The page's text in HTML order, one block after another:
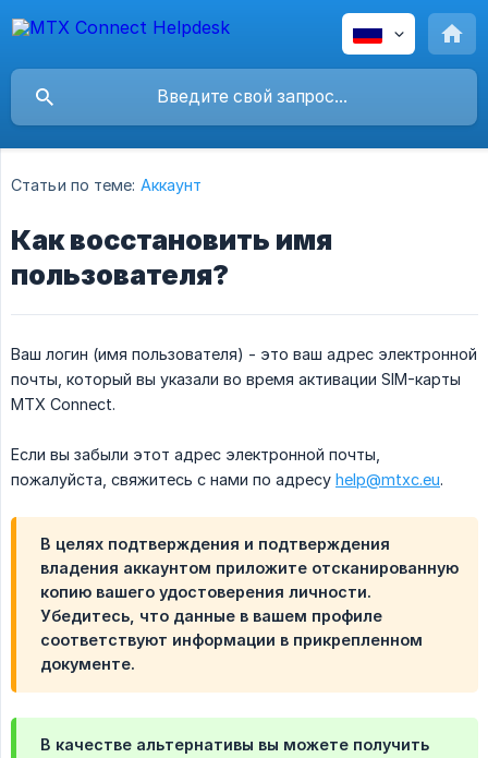
Статьи по теме: Аккаунт
Как восстановить имя
пользователя?
Ваш логин (имя пользователя) - это ваш адрес электронной
почты, который вы указали во время активации SIM-карты
MTX Connect.
Если вы забыли этот адрес электронной почты,
пожалуйста, свяжитесь с нами по адресу help@mtxc.eu.
В целях подтверждения и подтверждения
владения аккаунтом приложите отсканированную
копию вашего удостоверения личности.
Убедитесь, что данные в вашем профиле
соответствуют информации в прикрепленном
документе.
В качестве альтернативы вы можете получить